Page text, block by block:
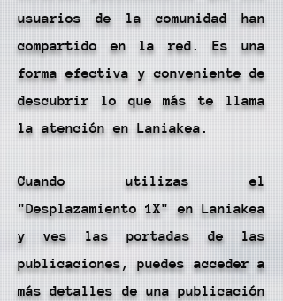
usuarios de la comunidad han
compartido en la red. Es una
forma efectiva y conveniente de
descubrir lo que más te llama
la atención en Laniakea.
Cuando utilizas el
"Desplazamiento 1X" en Laniakea
y ves las portadas de las
publicaciones, puedes acceder a
más detalles de una publicación